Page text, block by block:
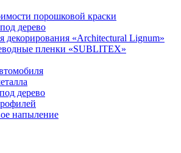
порошковой краски
дерево
декорирования «Architectural Lignum»
пленки «SUBLITEX»
дерево
напыление